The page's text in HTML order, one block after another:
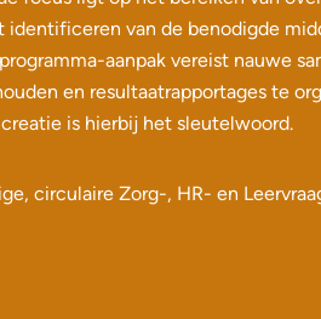
van de benodigde
aanpak vereist nauwe
en resultaatrapportages te
is hierbij het sleutelwoord.
circulaire Zorg-, HR- en